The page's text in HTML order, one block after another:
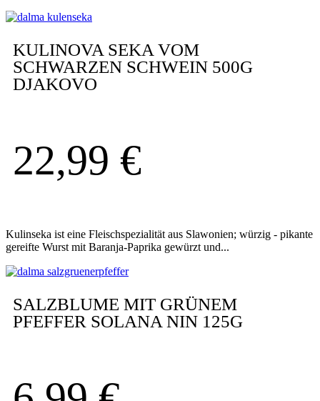
KULINOVA SEKA VOM
SCHWARZEN SCHWEIN 500G
DJAKOVO
22,99 €
Kulinseka ist eine Fleischspezialität aus Slawonien; würzig - pikante
gereifte Wurst mit Baranja-Paprika gewürzt und...
SALZBLUME MIT GRÜNEM
PFEFFER SOLANA NIN 125G